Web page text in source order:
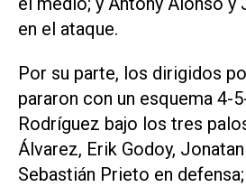
en el ataque.
Por su parte, los dirigidos
pararon con un esquema 4-
Rodríguez bajo los tres
Álvarez, Erik Godoy,
Sebastián Prieto en